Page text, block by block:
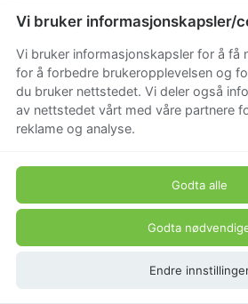
Vi bruker informasjonskapsler/
Vi bruker informasjonskapsler for å få
for å forbedre brukeropplevelsen og
du bruker nettstedet. Vi deler også
av nettstedet vårt med våre partnere
reklame og analyse.
Godta alle
Godta
Endre